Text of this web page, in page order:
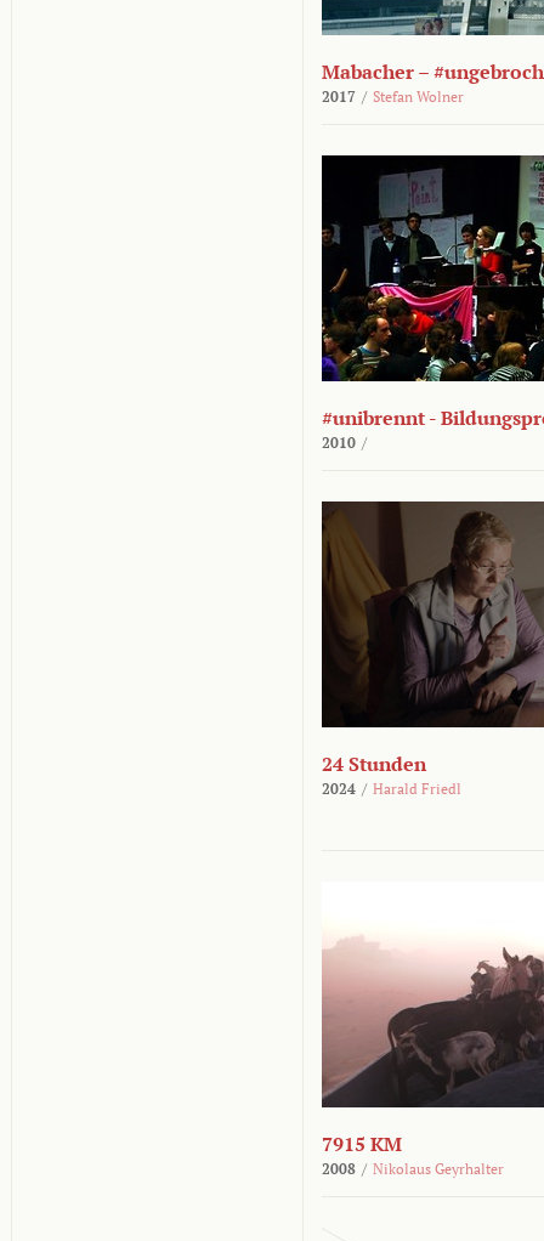
Mabacher –
2017 / Stefan Wolner
#unibrennt -
2010 /
24 Stunden
2024 / Harald Friedl
7915 KM
2008 / Nikolaus Geyrhalter